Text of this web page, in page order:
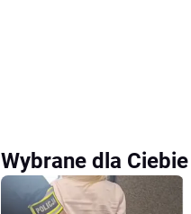
Wybrane dla Ciebie